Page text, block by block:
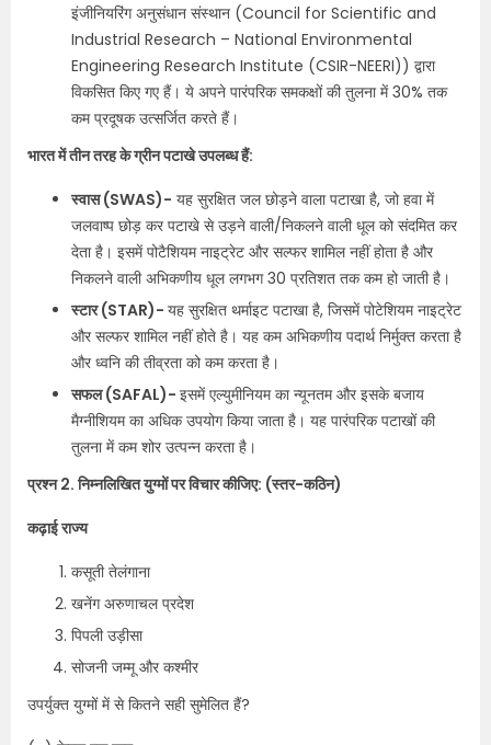
इंजीनियरिंग अनुसंधान संस्थान (Council for Scientific and
Industrial Research – National Environmental
Engineering Research Institute (CSIR-NEERI)) द्वारा
विकसित किए गए हैं। ये अपने पारंपरिक समकक्षों की तुलना में 30% तक
कम प्रदूषक उत्सर्जित करते हैं।
भारत में तीन तरह के ग्रीन पटाखे उपलब्ध हैं:
स्वास (SWAS)- यह सुरक्षित जल छोड़ने वाला पटाखा है, जो हवा में
जलवाष्प छोड़ कर पटाखे से उड़ने वाली/निकलने वाली धूल को संदमित कर
देता है। इसमें पोटैशियम नाइट्रेट और सल्फर शामिल नहीं होता है और
निकलने वाली अभिकणीय धूल लगभग 30 प्रतिशत तक कम हो जाती है।
स्टार (STAR)- यह सुरक्षित थर्माइट पटाखा है, जिसमें पोटेशियम नाइट्रेट
और सल्फर शामिल नहीं होते है। यह कम अभिकणीय पदार्थ निर्मुक्त करता है
और ध्वनि की तीव्रता को कम करता है।
सफल (SAFAL)- इसमें एल्युमीनियम का न्यूनतम और इसके बजाय
मैग्नीशियम का अधिक उपयोग किया जाता है। यह पारंपरिक पटाखों की
तुलना में कम शोर उत्पन्न करता है।
प्रश्न 2. निम्नलिखित युग्मों पर विचार कीजिए: (स्तर-कठिन)
कढ़ाई राज्य
कसूती तेलंगाना
खनेंग अरुणाचल प्रदेश
पिपली उड़ीसा
सोजनी जम्मू और कश्मीर
उपर्युक्त युग्मों में से कितने सही सुमेलित हैं?